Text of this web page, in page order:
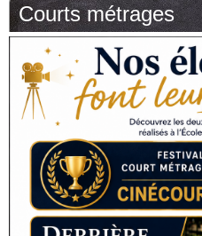
Courts métrages